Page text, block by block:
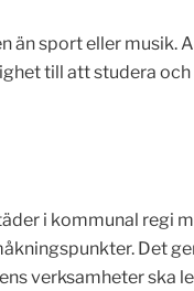
än sport eller
till att studera
i kommunal regi
Det
verksamheter ska